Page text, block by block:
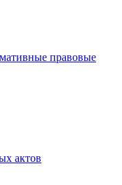
правовые
актов